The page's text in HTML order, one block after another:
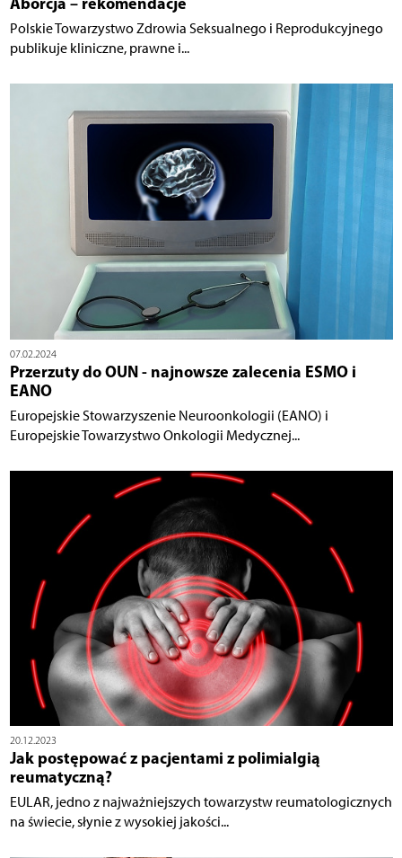
Polskie Towarzystwo Zdrowia Seksualnego i Reprodukcyjnego
publikuje kliniczne, prawne i...
07.02.2024
Przerzuty do OUN - najnowsze zalecenia ESMO i
EANO
Europejskie Stowarzyszenie Neuroonkologii (EANO) i
Europejskie Towarzystwo Onkologii Medycznej...
20.12.2023
Jak postępować z pacjentami z polimialgią
reumatyczną?
EULAR, jedno z najważniejszych towarzystw reumatologicznych
na świecie, słynie z wysokiej jakości...